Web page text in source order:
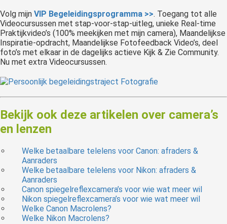
Volg mijn VIP Begeleidingsprogramma >>. Toegang tot alle
Videocursussen met stap-voor-stap-uitleg, unieke Real-time
Praktijkvideo’s (100% meekijken met mijn camera), Maandelijkse
Inspiratie-opdracht, Maandelijkse Fotofeedback Video’s, deel
foto’s met elkaar in de dagelijks actieve Kijk & Zie Community.
Nu met extra Videocursussen.
Bekijk ook deze artikelen over camera’s
en lenzen
Welke betaalbare telelens voor Canon: afraders &
Aanraders
Welke betaalbare telelens voor Nikon: afraders &
Aanraders
Canon spiegelreflexcamera’s voor wie wat meer wil
Nikon spiegelreflexcamera’s voor wie wat meer wil
Welke Canon Macrolens?
Welke Nikon Macrolens?